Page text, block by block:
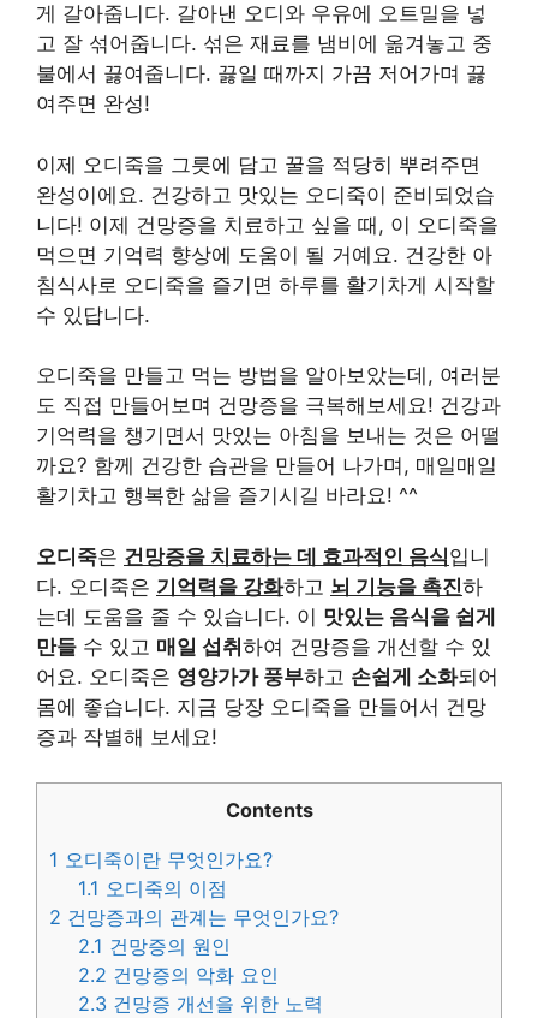
게 갈아줍니다. 갈아낸 오디와 우유에 오트밀을 넣
고 잘 섞어줍니다. 섞은 재료를 냄비에 옮겨놓고 중
불에서 끓여줍니다. 끓일 때까지 가끔 저어가며 끓
여주면 완성!
이제 오디죽을 그릇에 담고 꿀을 적당히 뿌려주면
완성이에요. 건강하고 맛있는 오디죽이 준비되었습
니다! 이제 건망증을 치료하고 싶을 때, 이 오디죽을
먹으면 기억력 향상에 도움이 될 거예요. 건강한 아
침식사로 오디죽을 즐기면 하루를 활기차게 시작할
수 있답니다.
오디죽을 만들고 먹는 방법을 알아보았는데, 여러분
도 직접 만들어보며 건망증을 극복해보세요! 건강과
기억력을 챙기면서 맛있는 아침을 보내는 것은 어떨
까요? 함께 건강한 습관을 만들어 나가며, 매일매일
활기차고 행복한 삶을 즐기시길 바라요! ^^
오디죽은 건망증을 치료하는 데 효과적인 음식입니
다. 오디죽은 기억력을 강화하고 뇌 기능을 촉진하
는데 도움을 줄 수 있습니다. 이 맛있는 음식을 쉽게
만들 수 있고 매일 섭취하여 건망증을 개선할 수 있
어요. 오디죽은 영양가가 풍부하고 손쉽게 소화되어
몸에 좋습니다. 지금 당장 오디죽을 만들어서 건망
증과 작별해 보세요!
Contents
1 오디죽이란 무엇인가요?
1.1 오디죽의 이점
2 건망증과의 관계는 무엇인가요?
2.1 건망증의 원인
2.2 건망증의 악화 요인
2.3 건망증 개선을 위한 노력